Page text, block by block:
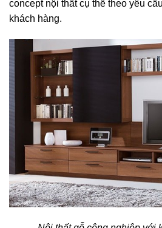
concept nội thất cụ thể theo yêu
khách hàng.